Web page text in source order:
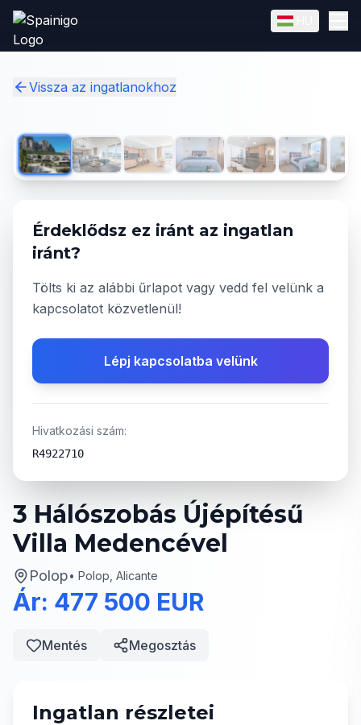
Skip to main content
Vissza az ingatlanokhoz
3 Hálószobás Újépítésű
Villa Medencével
Polop• Polop, Alicante
Ár: 477 500 EUR
Mentés Megosztás
Ingatlan részletei
Érdeklődsz ez iránt az ingatlan
iránt?
Tölts ki az alábbi űrlapot vagy vedd fel velünk a
kapcsolatot közvetlenül!
Lépj kapcsolatba velünk
Hivatkozási szám:
R4922710